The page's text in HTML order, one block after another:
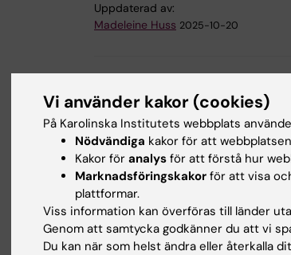
Uppdaterad av:
Madeleine Huss 2025-10-20
Relaterade artiklar
Vi använder kakor (cookies)
På Karolinska Institutets webbplats
Nödvändiga kakor för att
Kakor för analys för att förstå hur
Marknadsföringskakor för att visa
plattformar.
Viss information kan överföras till länder
Genom att samtycka godkänner du att vi
Du kan när som helst ändra eller återkalla